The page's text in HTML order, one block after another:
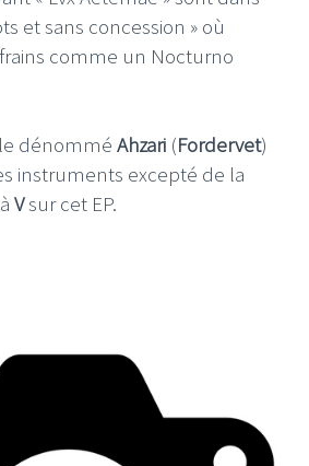
et sans concession » où
comme un Nocturno
dénommé Ahzari (Fordervet)
instruments excepté de la
Vsur cet EP.